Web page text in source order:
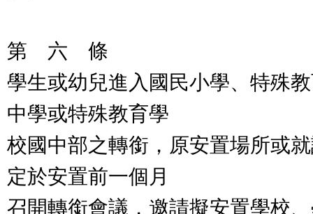
第 六 條
學生或幼兒進入國民小學、特殊
中學或特殊教育學
校國中部之轉銜，原安置場所或
定於安置前一個月
召開轉銜會議，邀請擬安置學校